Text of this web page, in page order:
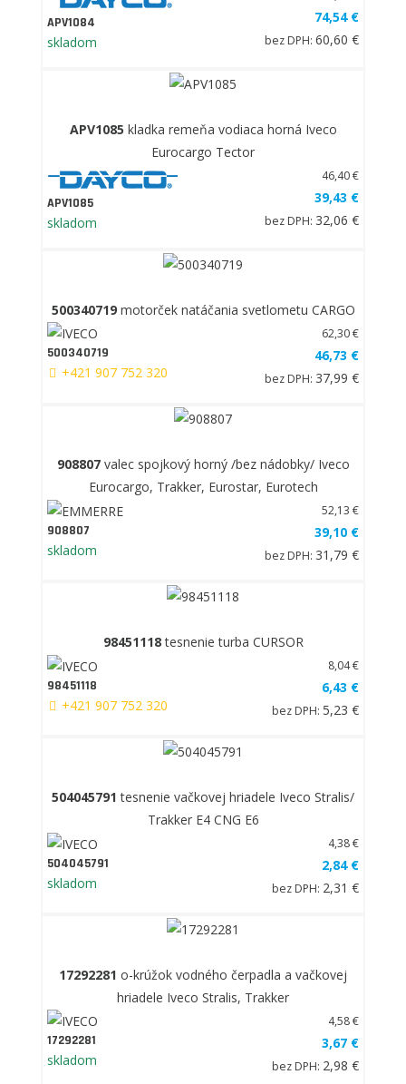
APV1084
skladom
74,54 €
bez DPH: 60,60 €
APV1085 kladka remeňa vodiaca horná Iveco
Eurocargo Tector
APV1085
skladom
46,40 €
39,43 €
bez DPH: 32,06 €
500340719motorček natáčania svetlometu CARGO
500340719
+421 907 752 320
62,30 €
46,73 €
bez DPH: 37,99 €
908807valec spojkový horný /bez nádobky/ Iveco
Eurocargo, Trakker, Eurostar, Eurotech
908807
skladom
52,13 €
39,10 €
bez DPH: 31,79 €
98451118tesnenie turba CURSOR
98451118
+421 907 752 320
8,04 €
6,43 €
bez DPH: 5,23 €
504045791 tesnenie vačkovej hriadele Iveco Stralis/
Trakker E4 CNG E6
504045791
skladom
4,38 €
2,84 €
bez DPH: 2,31 €
17292281 o-krúžok vodného čerpadla a vačkovej
hriadele Iveco Stralis, Trakker
17292281
skladom
4,58 €
3,67 €
bez DPH: 2,98 €